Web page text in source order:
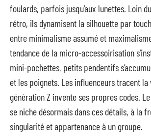
foulards, parfois jusqu’aux lunettes. Loin
rétro, ils dynamisent la silhouette par
entre minimalisme assumé et
tendance de la micro-accessoirisation
mini-pochettes, petits pendentifs
et les poignets. Les influenceurs tracent la
génération Z invente ses propres codes.
se niche désormais dans ces détails, à la
singularité et appartenance à un groupe.